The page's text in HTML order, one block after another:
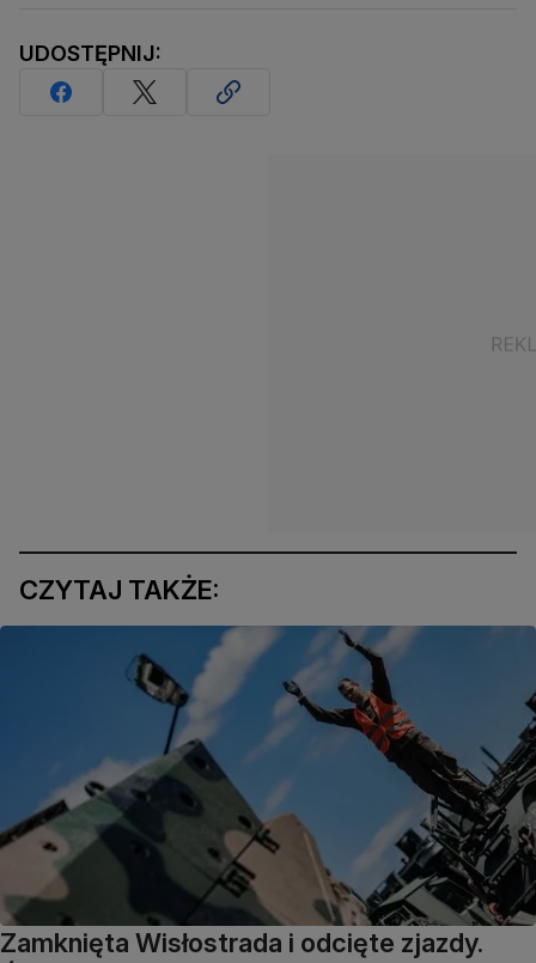
UDOSTĘPNIJ:
CZYTAJ TAKŻE:
Zamknięta Wisłostrada i odcięte zjazdy.